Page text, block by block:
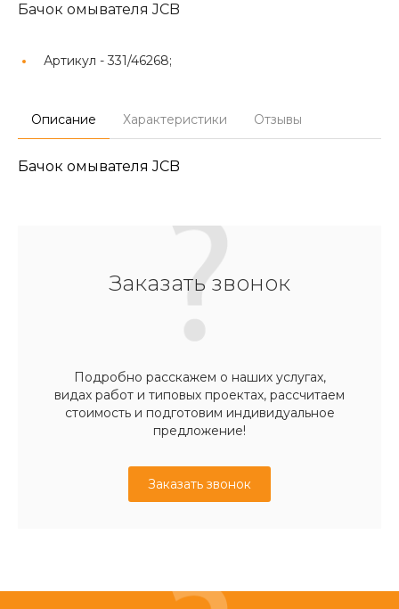
Бачок омывателя JCB
Артикул - 331/46268;
Описание Характеристики Отзывы
Бачок омывателя JCB
Заказать звонок
Подробно расскажем о наших услугах,
видах работ и типовых проектах, рассчитаем
стоимость и подготовим индивидуальное
предложение!
Заказать звонок